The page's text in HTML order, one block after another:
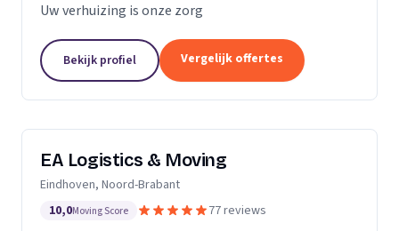
Uw verhuizing is onze zorg
Bekijk profiel Vergelijk offertes
EA Logistics & Moving
Eindhoven, Noord-Brabant
10,0Moving Score 77 reviews